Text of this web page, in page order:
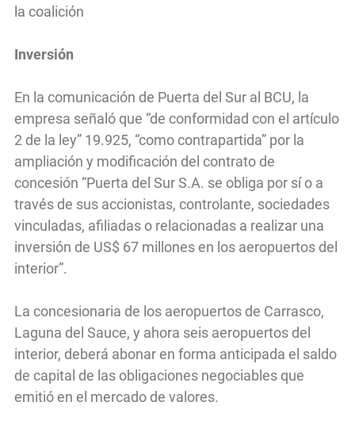
la coalición
Inversión
En la comunicación de Puerta del Sur al BCU, la
empresa señaló que “de conformidad con el artículo
2 de la ley” 19.925, “como contrapartida” por la
ampliación y modificación del contrato de
concesión “Puerta del Sur S.A. se obliga por sí o a
través de sus accionistas, controlante, sociedades
vinculadas, afiliadas o relacionadas a realizar una
inversión de US$ 67 millones en los aeropuertos del
interior”.
La concesionaria de los aeropuertos de Carrasco,
Laguna del Sauce, y ahora seis aeropuertos del
interior, deberá abonar en forma anticipada el saldo
de capital de las obligaciones negociables que
emitió en el mercado de valores.